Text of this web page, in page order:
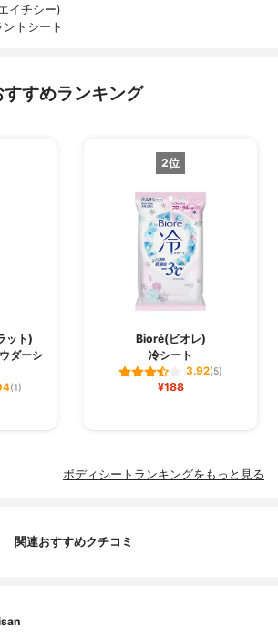
イチシー)
トシート
すめランキング
ット)
ダーシ
(1)
2位
Bioré(ビオレ)
冷シート
3.92(5)
¥188
ボディシートランキングをもっと見る
関連おすすめクチコミ